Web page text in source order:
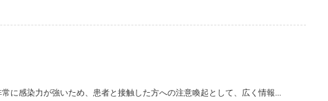
に感染力が強いため、患者と接触した方への注意喚起として、広く情報...